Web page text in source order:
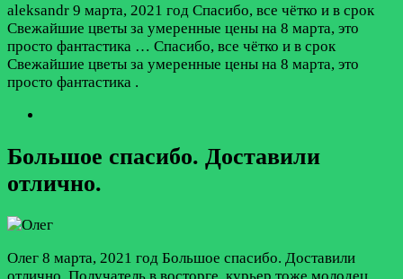
aleksandr 9 марта, 2021 год Спасибо, все чётко и в срок
Свежайшие цветы за умеренные цены на 8 марта, это
просто фантастика … Спасибо, все чётко и в срок
Свежайшие цветы за умеренные цены на 8 марта, это
просто фантастика .
Большое спасибо. Доставили
отлично.
Олег 8 марта, 2021 год Большое спасибо. Доставили